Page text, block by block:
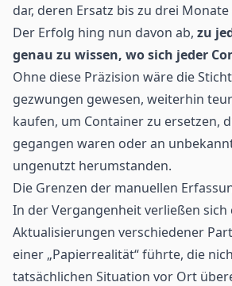
dar, deren Ersatz bis zu drei
Der Erfolg hing nun davon ab, zu
genau zu wissen, wo sich jeder
Ohne diese Präzision wäre die
gezwungen gewesen, weiterhin
kaufen, um Container zu ersetzen,
gegangen waren oder an
ungenutzt herumstanden.
Die Grenzen der manuellen
In der Vergangenheit verließen sich
Aktualisierungen verschiedener
einer „Papierrealität“ führte, die
tatsächlichen Situation vor Ort